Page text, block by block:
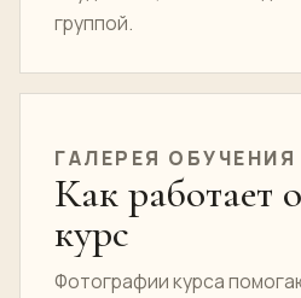
группой.
ГАЛЕРЕЯ ОБУЧЕНИЯ
Как работает
курс
Фотографии курса